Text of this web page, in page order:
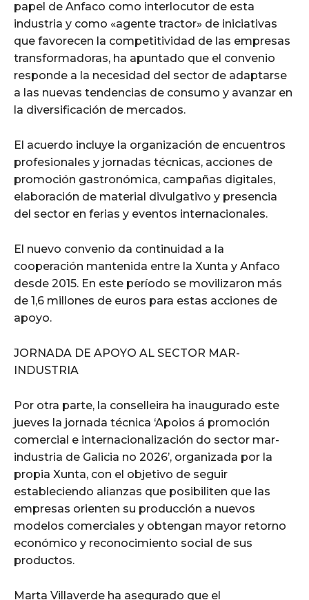
papel de Anfaco como interlocutor de esta
industria y como «agente tractor» de iniciativas
que favorecen la competitividad de las empresas
transformadoras, ha apuntado que el convenio
responde a la necesidad del sector de adaptarse
a las nuevas tendencias de consumo y avanzar en
la diversificación de mercados.
El acuerdo incluye la organización de encuentros
profesionales y jornadas técnicas, acciones de
promoción gastronómica, campañas digitales,
elaboración de material divulgativo y presencia
del sector en ferias y eventos internacionales.
El nuevo convenio da continuidad a la
cooperación mantenida entre la Xunta y Anfaco
desde 2015. En este período se movilizaron más
de 1,6 millones de euros para estas acciones de
apoyo.
JORNADA DE APOYO AL SECTOR MAR-
INDUSTRIA
Por otra parte, la conselleira ha inaugurado este
jueves la jornada técnica ‘Apoios á promoción
comercial e internacionalización do sector mar-
industria de Galicia no 2026’, organizada por la
propia Xunta, con el objetivo de seguir
estableciendo alianzas que posibiliten que las
empresas orienten su producción a nuevos
modelos comerciales y obtengan mayor retorno
económico y reconocimiento social de sus
productos.
Marta Villaverde ha asegurado que el